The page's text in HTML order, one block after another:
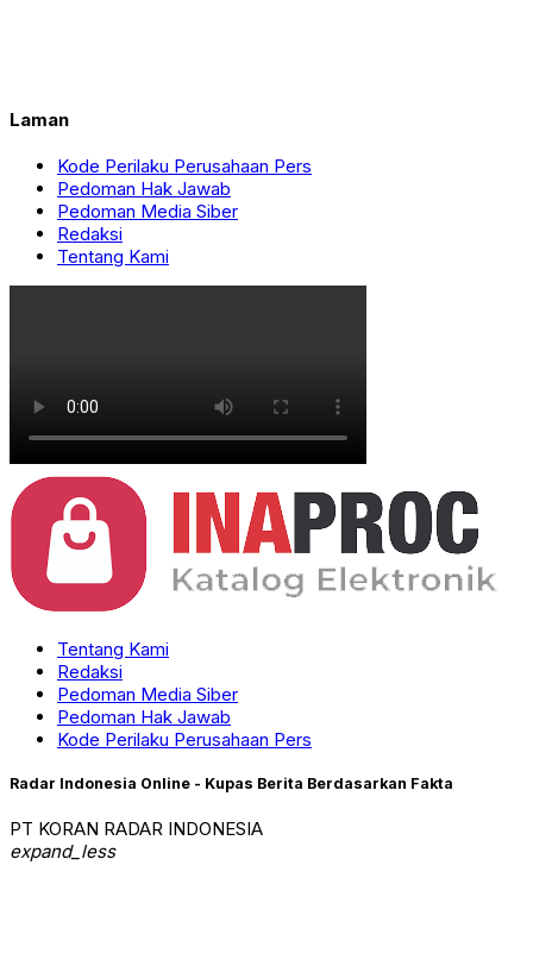
Laman
Kode Perilaku Perusahaan Pers
Pedoman Hak Jawab
Pedoman Media Siber
Redaksi
Tentang Kami
Tentang Kami
Redaksi
Pedoman Media Siber
Pedoman Hak Jawab
Kode Perilaku Perusahaan Pers
Radar Indonesia Online - Kupas Berita Berdasarkan Fakta
PT KORAN RADAR INDONESIA
expand_less